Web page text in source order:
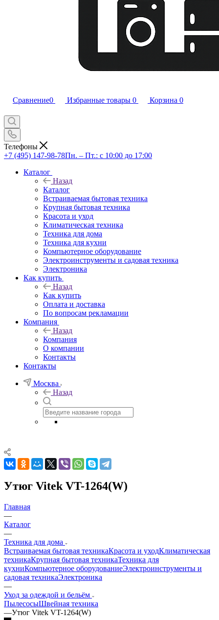
Сравнение0 Избранные товары 0 Корзина 0
Телефоны
+7 (495) 147-98-78Пн. – Пт.: с 10:00 до 17:00
Каталог
Назад
Каталог
Встраиваемая бытовая техника
Крупная бытовая техника
Красота и уход
Климатическая техника
Техника для дома
Техника для кухни
Компьютерное оборудование
Электроинструменты и садовая техника
Электроника
Как купить
Назад
Как купить
Оплата и доставка
По вопросам рекламации
Компания
Назад
Компания
О компании
Контакты
Контакты
Москва
Назад
Утюг Vitek VT-1264(W)
Главная
—
Каталог
—
Техника для дома
Встраиваемая бытовая техникаКрасота и уходКлиматическая
техникаКрупная бытовая техникаТехника для
кухниКомпьютерное оборудованиеЭлектроинструменты и
садовая техникаЭлектроника
—
Уход за одеждой и бельём
ПылесосыШвейная техника
—Утюг Vitek VT-1264(W)